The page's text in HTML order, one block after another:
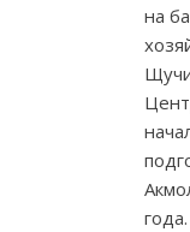
на